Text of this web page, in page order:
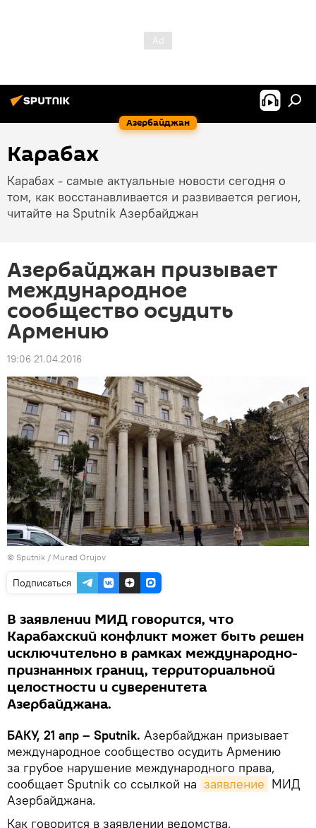
Азербайджан
Карабах
Карабах - самые актуальные новости сегодня о
том, как восстанавливается и развивается регион,
читайте на Sputnik Азербайджан
Азербайджан призывает
международное
сообщество осудить
Армению
19:06 21.04.2016
© Sputnik / Murad Orujov
Подписаться
В заявлении МИД говорится, что
Карабахский конфликт может быть решен
исключительно в рамках международно-
признанных границ, территориальной
целостности и суверенитета
Азербайджана.
БАКУ, 21 апр – Sputnik. Азербайджан призывает
международное сообщество осудить Армению
за грубое нарушение международного права,
сообщает Sputnik со ссылкой на заявление МИД
Азербайджана.
Как говорится в заявлении ведомства,